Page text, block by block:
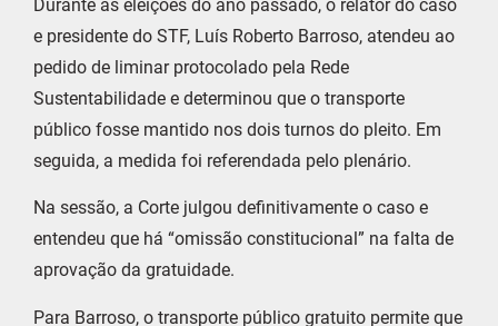
Durante as eleições do ano passado, o relator do caso
e presidente do STF, Luís Roberto Barroso, atendeu ao
pedido de liminar protocolado pela Rede
Sustentabilidade e determinou que o transporte
público fosse mantido nos dois turnos do pleito. Em
seguida, a medida foi referendada pelo plenário.
Na sessão, a Corte julgou definitivamente o caso e
entendeu que há “omissão constitucional” na falta de
aprovação da gratuidade.
Para Barroso, o transporte público gratuito permite que